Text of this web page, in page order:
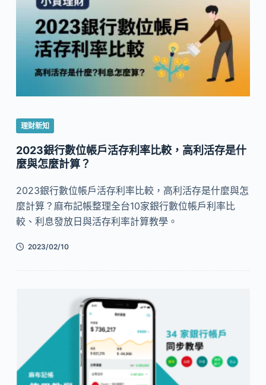
理財新知
2023銀行數位帳戶活存利率比較，高利活存是什
麼與怎麼計算？
2023銀行數位帳戶活存利率比較，高利活存是什麼與怎
麼計算？麻布記帳整理全台10家銀行數位帳戶利率比
較、利息發放日與活存利率計算教學。
2023/02/10